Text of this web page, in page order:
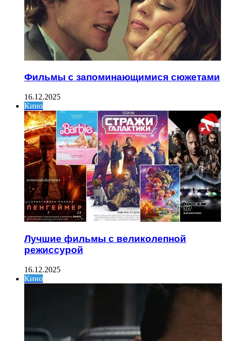
Фильмы с запоминающимися сюжетами
16.12.2025
Кино
Лучшие фильмы с великолепной
режиссурой
16.12.2025
Кино